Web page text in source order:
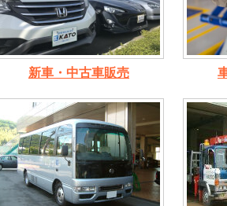
新車・中古車販売